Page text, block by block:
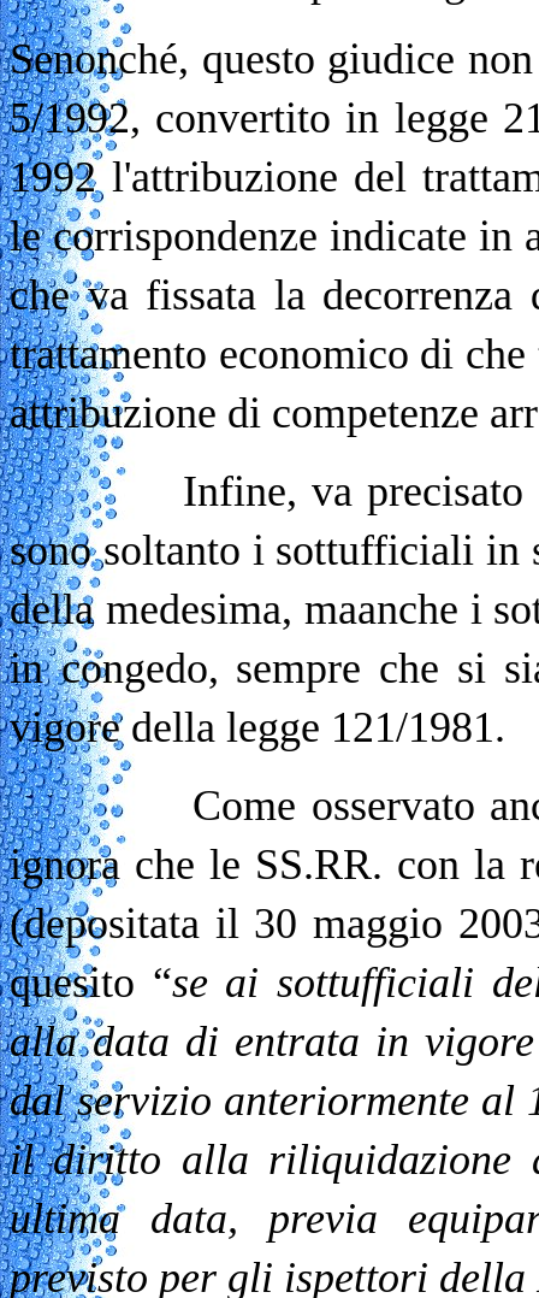
Senonché, questo giudice
5/1992, convertito in legge
1992 l'attribuzione del
le corrispondenze indicate in
che va fissata la
trattamento economico di
attribuzione di competenze
Infine, va precisato che
sono soltanto i sottufficiali in
della medesima, maanche i
in congedo, sempre che si
vigore della legge 121/1981.
Come osservato anche
ignora che le SS.RR. con la
(depositata il 30 maggio
quesito “se ai sottufficiali
alla data di entrata in
dal servizio anteriormente al
il diritto alla riliquidazione
ultima data, previa
previsto per gli ispettori